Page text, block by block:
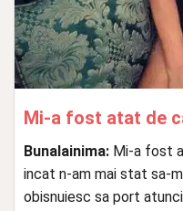
Mi-a fost atat de
Bunalainima: Mi-a fost
incat n-am mai stat sa-
obisnuiesc sa port atunci